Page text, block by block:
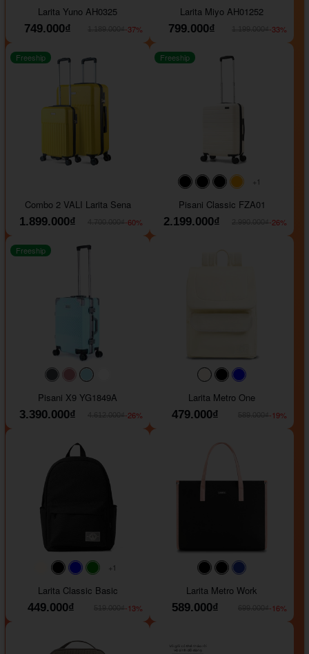
Larita Yuno AH0325
749.000₫
-37%
Larita Miyo AH01252
799.000₫
-33%
Freeship
Combo 2 VALI Larita Sena
1.899.000₫
-60%
#000000#000000
#000000
#ffa500
+1
Freeship
Pisani Classic FZA01
2.199.000₫
-26%
#40454a#b76e79
#9ad8e7
Freeship
Pisani X9 YG1849A
3.390.000₫
-26%
#faf0e6#000000
Larita Metro One
479.000₫
-19%
#faf0e6
#000000#0000FF#008000
+1
Larita Classic Basic
449.000₫
-13%
#000000#000000
Larita Metro Work
589.000₫
-16%